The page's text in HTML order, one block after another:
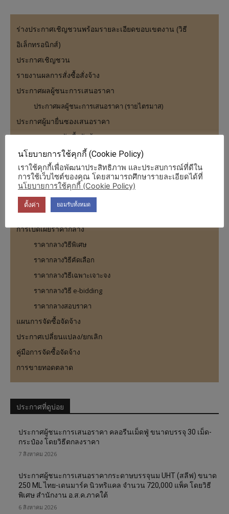
ร่างประกาศเชิญชวนพร้อมรายละเอียดขอบเขตงาน (วิธี
อิเล็กทรอนิกส์)
ประกาศเชิญชวน
รายงานผลการสั่งซื้อสั่งจ้าง
ประกาศผลผู้ชนะการเสนอราคา
ประกาศผลผู้ชนะการเสนอราคา (รายไตรมาส)
ประกาศผู้มายื่นซองเสนอราคา
รายงานผลการจัดซื้อจัดจ้าง
รายงานผลการจัดซื้อจัดจ้างรายเดือน
รายงานผลการจัดซื้อจัดจ้างรายปี
ความก้าวหน้าการจัดซื้อจัดจ้าง
รายงานงบลงทุน
สาระสำคัญของสัญญา
การเปิดเผยราคากลาง
ราคากลางวิธีพิเศษ
ราคากลางวิธีคัดเลือก
ราคากลางวิธีเฉพาะเจาะจง
ราคากลางวิธี e-bidding
ราคากลางสอบราคา
แผนการจัดซื้อจัดจ้าง
ประกาศเปลี่ยนแปลง/ยกเลิก
คู่มือการจัดซื้อจัดจ้าง
การขายทอดตลาด
ประกาศที่ดูบ่อย
ประกาศผู้ชนะการเสนอราคา คลอรีนเม็ดฟู่ ขนาดบรรจุ 30 เม็ด-
กระป๋อง โดยวิธีตกลงราคา
7 สิงหาคม 2026
ประกาศผู้ชนะการเสนอราคากระดาษบรรจุนม UHT (สลีฟ) ขนาด
250 ML ไทย-เดนมาร์ค นิวทริแคล จำนวน 720,000 แพ็ค โดยวิธี
พิเศษ สำนักงาน อ.ส.ค.ภาคใต้
6 สิงหาคม 2026
นโยบายการใช้คุกกี้ (Cookie Policy)
เราใช้คุกกี้เพื่อพัฒนาประสิทธิภาพ และประสบการณ์ที่ดีใน
การใช้เว็บไซต์ของคุณ โดยสามารถศึกษารายละเอียดได้ที่
นโยบายการใช้คุกกี้ (Cookie Policy)
ตั้งค่า ยอมรับทั้งหมด